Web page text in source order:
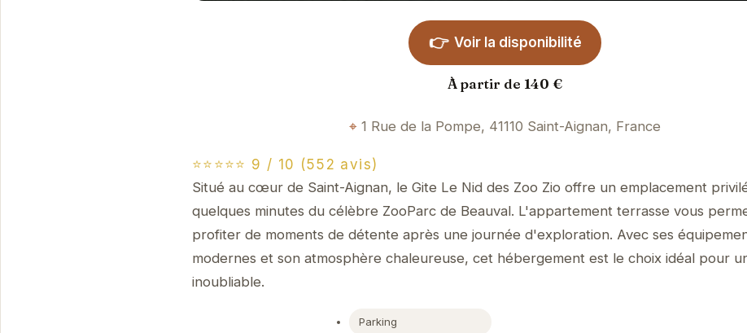
👉 Voir la disponibilité
À partir de 140 €
1 Rue de la Pompe, 41110 Saint-Aignan, France
⭐⭐⭐⭐⭐ 9 / 10 (552 avis)
Situé au cœur de Saint-Aignan, le Gite Le Nid des Zoo Zio offre un emplacement
quelques minutes du célèbre ZooParc de Beauval. L'appartement terrasse vous
profiter de moments de détente après une journée d'exploration. Avec ses
modernes et son atmosphère chaleureuse, cet hébergement est le choix idéal pour
inoubliable.
Parking